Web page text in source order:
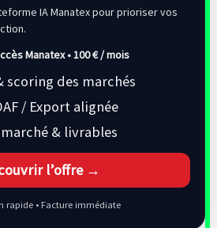
IA Manatex pour prioriser vos
Manatex •100 € / mois
scoring des marchés
/ Export alignée
& livrables
l’offre →
rapide • Facture immédiate